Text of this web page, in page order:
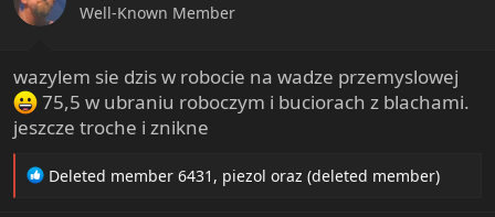
Well-Known Member
wazylem sie dzis w robocie na wadze przemyslowej
75,5 w ubraniu roboczym i buciorach z blachami.
jeszcze troche i znikne
R
Deleted member 6431 , piezol oraz (deleted member)